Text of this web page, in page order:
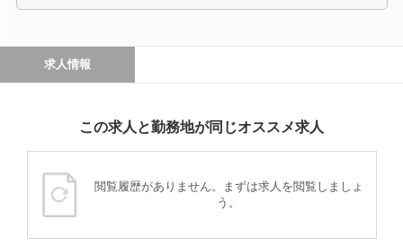
求人情報
この求人と勤務地が同じオススメ求人
閲覧履歴がありません。まずは求人を閲覧しましょ
う。